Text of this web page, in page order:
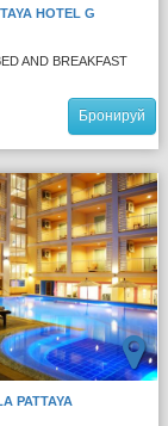
HOTEL G
AND BREAKFAST
Бронируй
PATTAYA